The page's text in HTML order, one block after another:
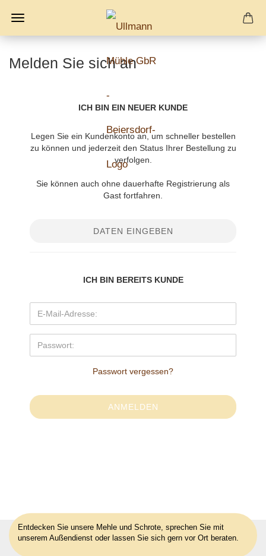
Melden Sie sich an
ICH BIN EIN NEUER KUNDE
Legen Sie ein Kundenkonto an, um schneller bestellen
zu können und jederzeit den Status Ihrer Bestellung zu
verfolgen.
Sie können auch ohne dauerhafte Registrierung als
Gast fortfahren.
DATEN EINGEBEN
ICH BIN BEREITS KUNDE
Passwort vergessen?
Entdecken Sie unsere Mehle und Schrote, sprechen Sie mit
unserem Außendienst oder lassen Sie sich gern vor Ort beraten.